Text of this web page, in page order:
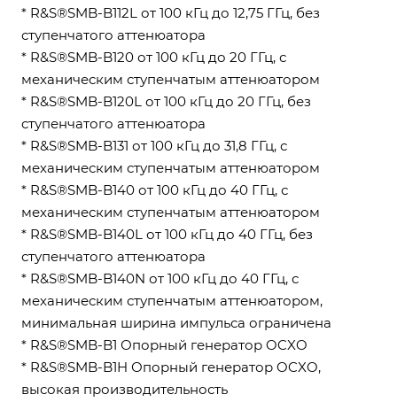
* R&S®SMB-B112L от 100 кГц до 12,75 ГГц, без
ступенчатого аттенюатора
* R&S®SMB-B120 от 100 кГц до 20 ГГц, с
механическим ступенчатым аттенюатором
* R&S®SMB-B120L от 100 кГц до 20 ГГц, без
ступенчатого аттенюатора
* R&S®SMB-B131 от 100 кГц до 31,8 ГГц, с
механическим ступенчатым аттенюатором
* R&S®SMB-B140 от 100 кГц до 40 ГГц, с
механическим ступенчатым аттенюатором
* R&S®SMB-B140L от 100 кГц до 40 ГГц, без
ступенчатого аттенюатора
* R&S®SMB-B140N от 100 кГц до 40 ГГц, с
механическим ступенчатым аттенюатором,
минимальная ширина импульса ограничена
* R&S®SMB-B1 Опорный генератор OCXO
* R&S®SMB-B1H Опорный генератор OCXO,
высокая производительность